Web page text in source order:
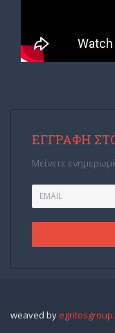
ΕΓΓΡΑΦΉ
Μείνετε
weaved by